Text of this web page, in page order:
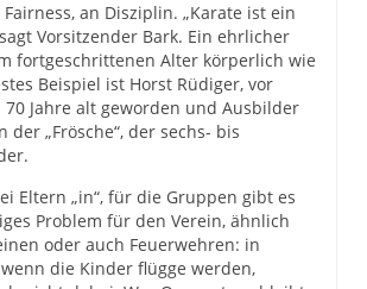
an Disziplin. „Karate ist ein
Vorsitzender Bark. Ein ehrlicher
fortgeschrittenen Alter körperlich wie
Beispiel ist Horst Rüdiger, vor
70 Jahre alt geworden und Ausbilder
„Frösche“, der sechs- bis
Eltern „in“, für die Gruppen gibt es
Problem für den Verein, ähnlich
oder auch Feuerwehren: in
die Kinder flügge werden,